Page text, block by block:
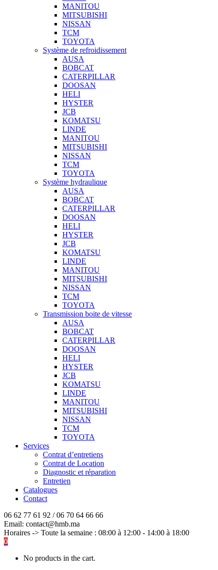
MANITOU
MITSUBISHI
NISSAN
TCM
TOYOTA
Système de refroidissement
AUSA
BOBCAT
CATERPILLAR
DOOSAN
HELI
HYSTER
JCB
KOMATSU
LINDE
MANITOU
MITSUBISHI
NISSAN
TCM
TOYOTA
Système hydraulique
AUSA
BOBCAT
CATERPILLAR
DOOSAN
HELI
HYSTER
JCB
KOMATSU
LINDE
MANITOU
MITSUBISHI
NISSAN
TCM
TOYOTA
Transmission boite de vitesse
AUSA
BOBCAT
CATERPILLAR
DOOSAN
HELI
HYSTER
JCB
KOMATSU
LINDE
MANITOU
MITSUBISHI
NISSAN
TCM
TOYOTA
Services
Contrat d’entretiens
Contrat de Location
Diagnostic et réparation
Entretien
Catalogues
Contact
06 62 77 61 92 / 06 70 64 66 66
Email: contact@hmb.ma
Horaires -> Toute la semaine : 08:00 à 12:00 - 14:00 à 18:00
0
No products in the cart.